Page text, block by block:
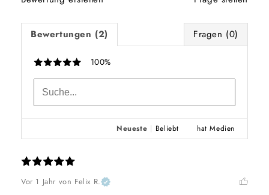
Bewertungen (2) Fragen (0)
100%
Neueste | Beliebt hat Medien
Vor 1 Jahr von Felix R.